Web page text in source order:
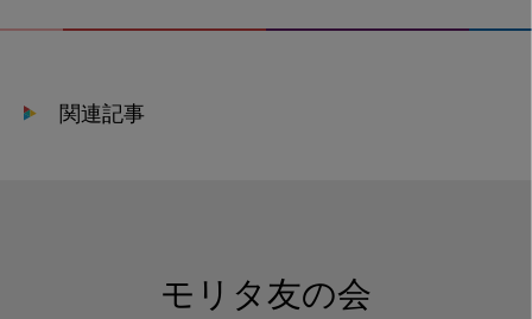
関連記事
モリタ友の会